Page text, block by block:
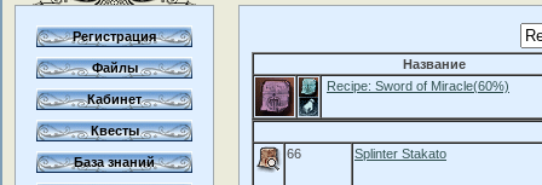
Регистрация
Файлы
Кабинет
Квесты
База знаний
Название
Recipe: Sword of Miracle(60%)
66 Splinter Stakato